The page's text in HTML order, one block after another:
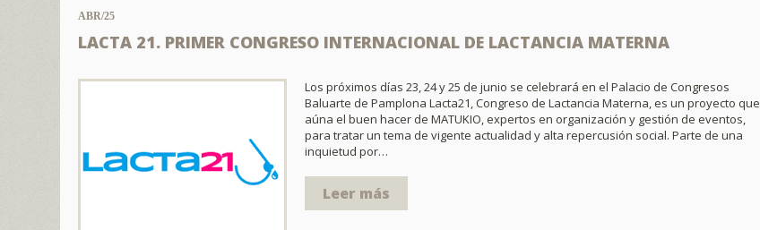
ABR/25
LACTA 21. PRIMER CONGRESO INTERNACIONAL DE LACTANCIA MATERNA
Los próximos días 23, 24 y 25 de junio se celebrará en el Palacio de Congresos
Baluarte de Pamplona Lacta21, Congreso de Lactancia Materna, es un proyecto que
aúna el buen hacer de MATUKIO, expertos en organización y gestión de eventos,
para tratar un tema de vigente actualidad y alta repercusión social. Parte de una
inquietud por…
Leer más